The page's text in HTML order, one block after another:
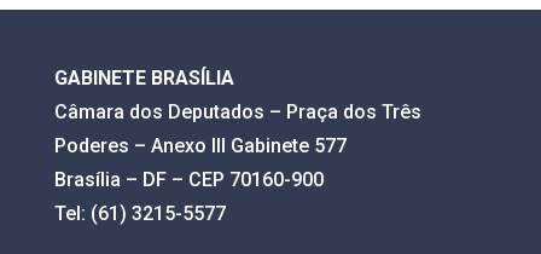
GABINETE BRASÍLIA
Câmara dos Deputados – Praça dos Três
Poderes – Anexo III Gabinete 577
Brasília – DF – CEP 70160-900
Tel: (61) 3215-5577